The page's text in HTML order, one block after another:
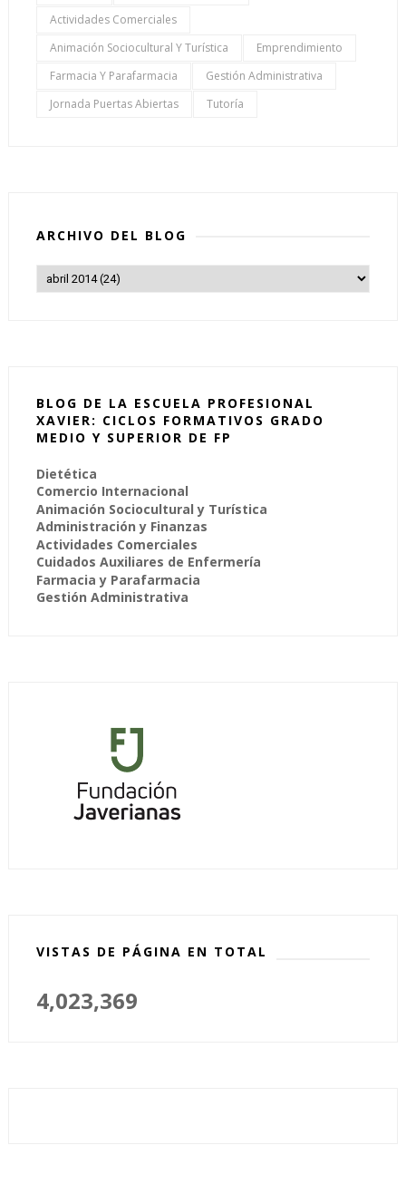
Actividades Comerciales
Animación Sociocultural Y Turística
Emprendimiento
Farmacia Y Parafarmacia
Gestión Administrativa
Jornada Puertas Abiertas
Tutoría
ARCHIVO DEL BLOG
BLOG DE LA ESCUELA PROFESIONAL
XAVIER: CICLOS FORMATIVOS GRADO
MEDIO Y SUPERIOR DE FP
Dietética
Comercio Internacional
Animación Sociocultural y Turística
Administración y Finanzas
Actividades Comerciales
Cuidados Auxiliares de Enfermería
Farmacia y Parafarmacia
Gestión Administrativa
VISTAS DE PÁGINA EN TOTAL
4,023,369